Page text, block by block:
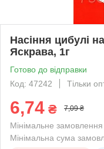
Насіння цибулі
Яскрава, 1г
Готово до відправки
Код: 47242
Тільки
6,74 ₴ 7,09 ₴
Мінімальне
Мінімальна сума